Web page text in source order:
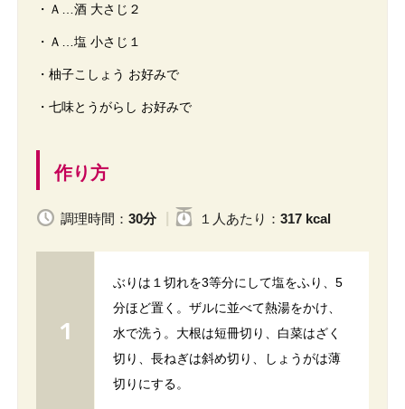
・Ａ…酒 大さじ２
・Ａ…塩 小さじ１
・柚子こしょう お好みで
・七味とうがらし お好みで
作り方
調理時間： 30分 １人 あたり ： 317 kcal
ぶりは１切れを3等分にして塩をふり、5
分ほど置く。ザルに並べて熱湯をかけ、
水で洗う。大根は短冊切り、白菜はざく
切り、長ねぎは斜め切り、しょうがは薄
切りにする。